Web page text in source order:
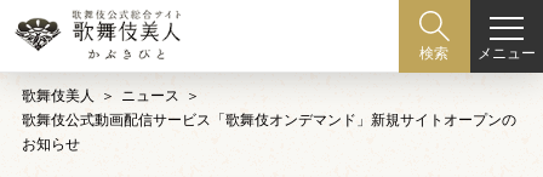
検索 メニュー
歌舞伎美人
ニュース
歌舞伎公式動画配信サービス「歌舞伎オンデマンド」新規サイトオープンの
お知らせ